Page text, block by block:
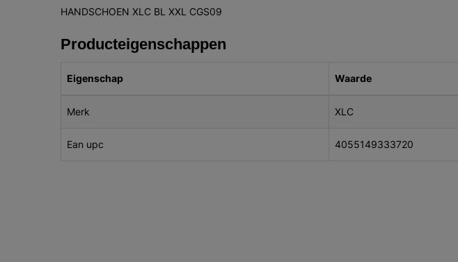
HANDSCHOEN XLC BL XXL CGS09
Producteigenschappen
Eigenschap Waarde
Merk XLC
Ean upc 4055149333720